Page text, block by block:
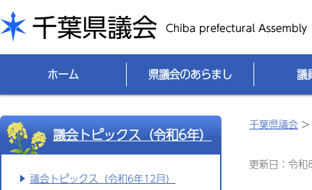
千葉県議会
ホーム 県議会のあらまし 議
議会トピックス（令和6年）
議会トピックス（令和6年12月）
千葉県議会 >
更新日：令